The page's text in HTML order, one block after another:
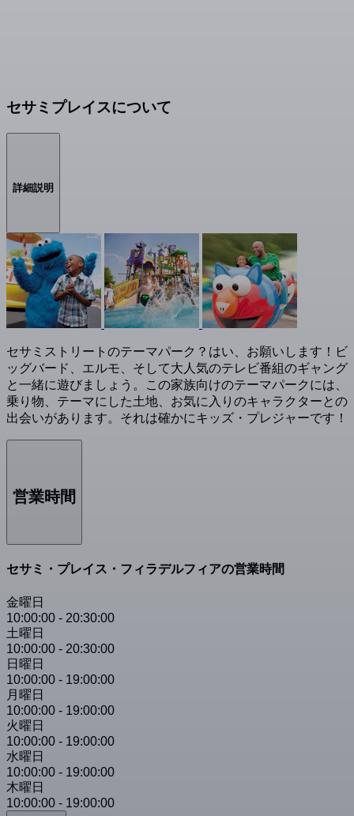
セサミプレイスについて
詳細説明
セサミストリートのテーマパーク？はい、お願いします！ビ
ッグバード、エルモ、そして大人気のテレビ番組のギャング
と一緒に遊びましょう。この家族向けのテーマパークには、
乗り物、テーマにした土地、お気に入りのキャラクターとの
出会いがあります。それは確かにキッズ・プレジャーです！
営業時間
セサミ・プレイス・フィラデルフィアの営業時間
金曜日
10:00:00 - 20:30:00
土曜日
10:00:00 - 20:30:00
日曜日
10:00:00 - 19:00:00
月曜日
10:00:00 - 19:00:00
火曜日
10:00:00 - 19:00:00
水曜日
10:00:00 - 19:00:00
木曜日
10:00:00 - 19:00:00